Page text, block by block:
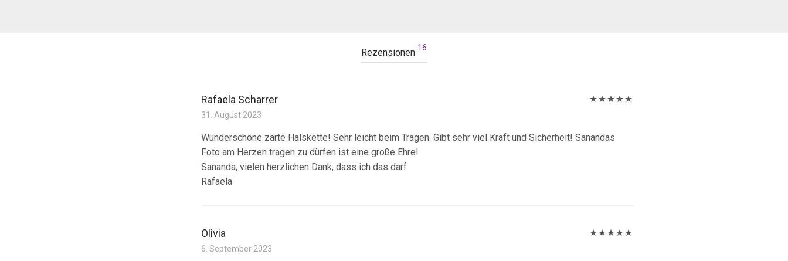
Rezensionen 16
Rafaela Scharrer
31. August 2023
Wunderschöne zarte Halskette! Sehr leicht beim Tragen. Gibt sehr viel Kraft und Sicherheit! Sanandas
Foto am Herzen tragen zu dürfen ist eine große Ehre!
Sananda, vielen herzlichen Dank, dass ich das darf
Rafaela
Olivia
6. September 2023